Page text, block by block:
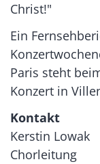
Christ!"
Ein
Paris steht
Konzert in
Kontakt
Kerstin Lowak
Chorleitung